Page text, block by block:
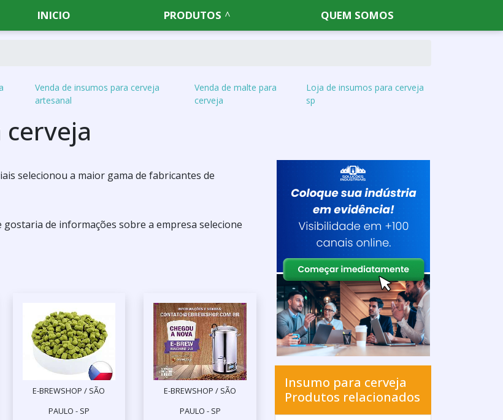
INICIO PRODUTOS QUEM SOMOS
Venda de insumos para cerveja
artesanal
Venda de malte para
cerveja
Loja de insumos para cerveja
sp
selecionou a maior gama de fabricantes de
de informações sobre a empresa selecione
E-BREWSHOP / SÃO
PAULO - SP
E-BREWSHOP / SÃO
PAULO - SP
Insumo para cerveja
Produtos relacionados